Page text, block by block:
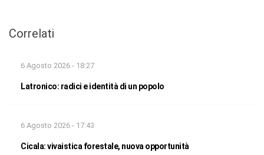
Correlati
6 Agosto 2026 - 18:27
Latronico: radici e identità di un popolo
6 Agosto 2026 - 17:43
Cicala: vivaistica forestale, nuova opportunità